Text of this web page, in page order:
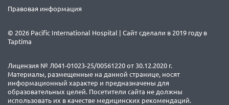
Правовая информация
© 2026 Pacific International Hospital | Сайт сделали в 2019 году в
Taptima
Лицензия № Л041-01023-25/00561220 от 30.12.2020 г.
Материалы, размещенные на данной странице, носят
информационный характер и предназначены для
образовательных целей. Посетители сайта не должны
использовать их в качестве медицинских рекомендаций.